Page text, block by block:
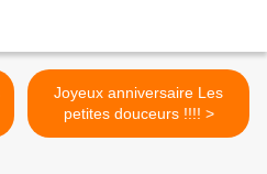
Joyeux anniversaire Les
petites douceurs !!!! >